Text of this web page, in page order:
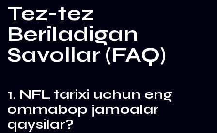
Tez-tez
Beriladigan
Savollar (FAQ)
1. NFL tarixi uchun eng
ommabop jamoalar
qaysilar?